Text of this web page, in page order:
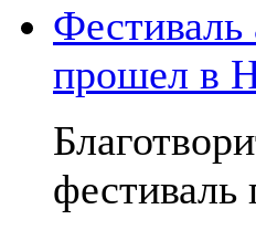
прошел в